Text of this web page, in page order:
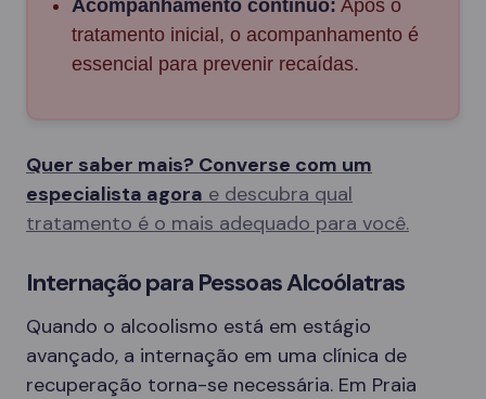
Acompanhamento contínuo: Após o
tratamento inicial, o acompanhamento é
essencial para prevenir recaídas.
Quer saber mais? Converse com um
especialista agora e descubra qual
tratamento é o mais adequado para você.
Internação para Pessoas Alcoólatras
Quando o alcoolismo está em estágio
avançado, a internação em uma clínica de
recuperação torna-se necessária. Em Praia